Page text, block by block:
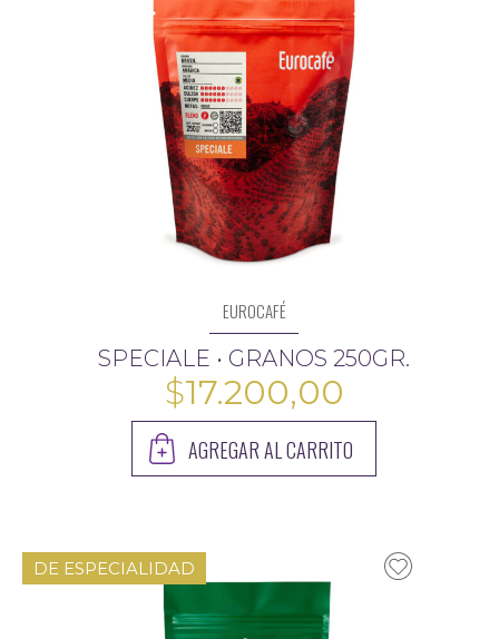
EUROCAFÉ
SPECIALE • GRANOS 250GR.
$17.200,00
AGREGAR AL CARRITO
DE ESPECIALIDAD